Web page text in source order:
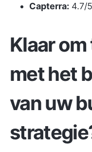
Capterra: 4.7/
Klaar
met het
van uw